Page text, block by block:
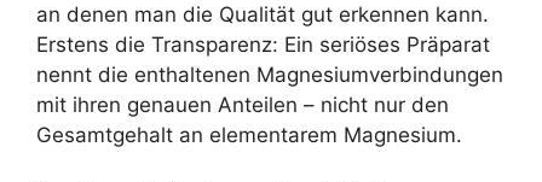
an denen man die Qualität gut erkennen kann.
Erstens die Transparenz: Ein seriöses Präparat
nennt die enthaltenen Magnesiumverbindungen
mit ihren genauen Anteilen – nicht nur den
Gesamtgehalt an elementarem Magnesium.